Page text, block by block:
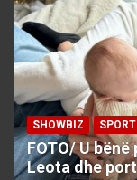
SHOWBIZ SPORT
FOTO/ U
Leota dhe